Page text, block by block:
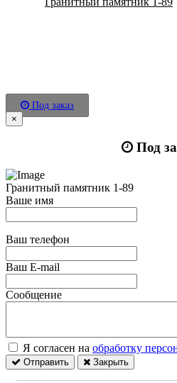
Под заказ
×
Под
Гранитный памятник 1-89
Ваше имя
Ваш телефон
Ваш E-mail
Сообщение
Я согласен на обработку
Отправить Закрыть